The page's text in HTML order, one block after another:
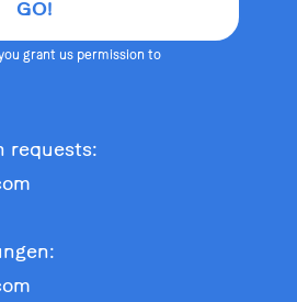
grant us permission to
requests: